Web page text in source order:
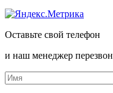
Оставьте свой телефон
и наш менеджер